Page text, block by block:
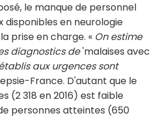
le manque de personnel
disponibles en neurologie
prise en charge. « On estime
diagnostics de'malaises avec
aux urgences sont
France. D'autant que le
(2 318 en 2016) est faible
personnes atteintes (650